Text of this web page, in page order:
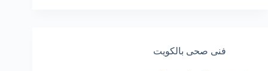
فنى صحى بالكويت